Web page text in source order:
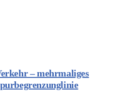
– mehrmaliges